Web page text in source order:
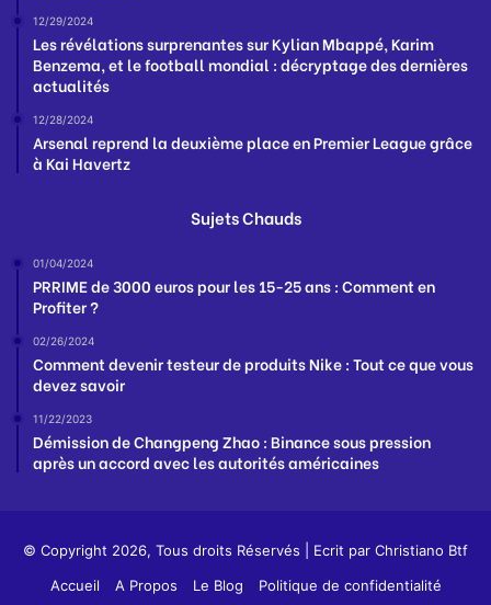
12/29/2024
Les révélations surprenantes sur Kylian Mbappé, Karim
Benzema, et le football mondial : décryptage des dernières
actualités
12/28/2024
Arsenal reprend la deuxième place en Premier League grâce
à Kai Havertz
Sujets Chauds
01/04/2024
PRRIME de 3000 euros pour les 15-25 ans : Comment en
Profiter ?
02/26/2024
Comment devenir testeur de produits Nike : Tout ce que vous
devez savoir
11/22/2023
Démission de Changpeng Zhao : Binance sous pression
après un accord avec les autorités américaines
© Copyright 2026, Tous droits Réservés | Ecrit par Christiano Btf
Accueil
A Propos Le Blog Politique de confidentialité